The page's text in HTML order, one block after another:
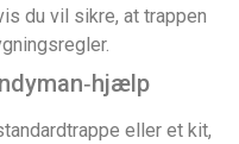
du vil sikre, at trappen
eller et kit,